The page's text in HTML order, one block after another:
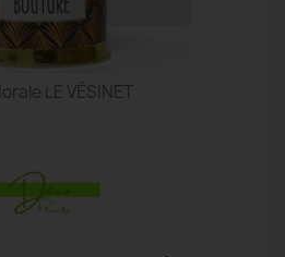
LE VÉSINET